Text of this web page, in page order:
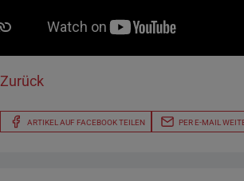
Zurück
ARTIKEL AUF FACEBOOK TEILEN PER E-MAIL